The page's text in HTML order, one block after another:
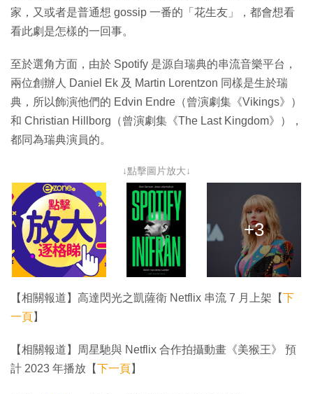
家，又或者是普通想 gossip 一番的「花生友」，都會想看
看此劇是怎樣的一回事。
至於選角方面，由於 Spotify 是源自瑞典的串流音樂平台，
兩位創辦人 Daniel Ek 及 Martin Lorentzon 同樣是生於瑞
典，所以飾演他們的 Edvin Endre（曾演劇集《Vikings》）
和 Christian Hillborg（曾演劇集《The Last Kingdom》），
都同為瑞典演員的。
↓點擊圖片放大↓
+3
【相關報道】高達閃光之凱薩衛 Netflix 串流 7 月上架【下
一頁】
【相關報道】周星馳與 Netflix 合作拍攝動畫《美猴王》 預
計 2023 年播放【下一頁】